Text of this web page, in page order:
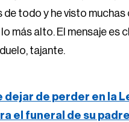
de todo y he visto
más alto. El mensaje es
tajante.
dejar de perder en la
el funeral de su padre